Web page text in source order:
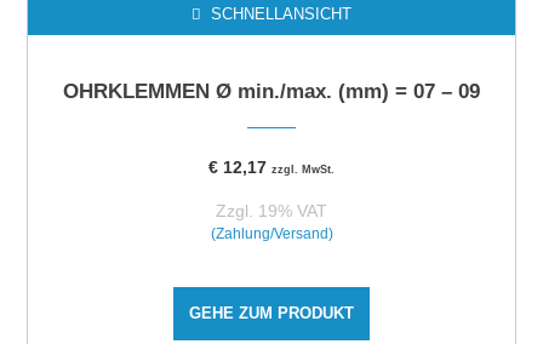
SCHNELLANSICHT
OHRKLEMMEN Ø min./max. (mm) = 07 – 09
€ 12,17 zzgl. MwSt.
Zzgl. 19% VAT
(Zahlung/Versand)
GEHE ZUM PRODUKT